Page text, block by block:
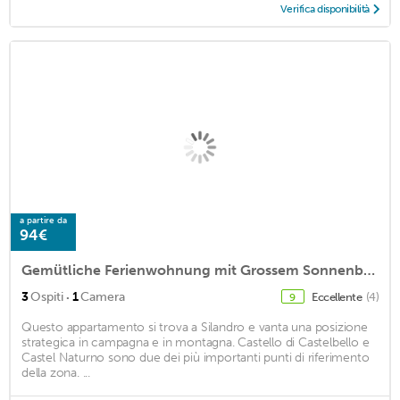
Verifica disponibilità
a partire da
94€
Gemütliche Ferienwohnung mit Grossem Sonnenbalkon und Geheiztem Schwimmbad,
3Ospiti · 1Camera 9 Eccellente (4)
Questo appartamento si trova a Silandro e vanta una posizione
strategica in campagna e in montagna. Castello di Castelbello e
Castel Naturno sono due dei più importanti punti di riferimento
della zona. ...